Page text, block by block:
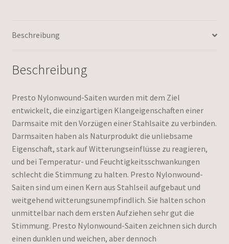
Beschreibung
Beschreibung
Presto Nylonwound-Saiten wurden mit dem Ziel
entwickelt, die einzigartigen Klangeigenschaften einer
Darmsaite mit den Vorzügen einer Stahlsaite zu verbinden.
Darmsaiten haben als Naturprodukt die unliebsame
Eigenschaft, stark auf Witterungseinflüsse zu reagieren,
und bei Temperatur- und Feuchtigkeitsschwankungen
schlecht die Stimmung zu halten. Presto Nylonwound-
Saiten sind um einen Kern aus Stahlseil aufgebaut und
weitgehend witterungsunempfindlich. Sie halten schon
unmittelbar nach dem ersten Aufziehen sehr gut die
Stimmung. Presto Nylonwound-Saiten zeichnen sich durch
einen dunklen und weichen, aber dennoch